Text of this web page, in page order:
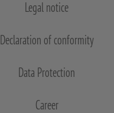
Legal notice
Declaration of conformity
Data Protection
Career